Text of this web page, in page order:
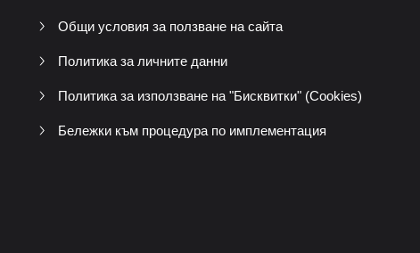
Общи условия за ползване на сайта
Политика за личните данни
Политика за използване на "Бисквитки" (Cookies)
Бележки към процедура по имплементация